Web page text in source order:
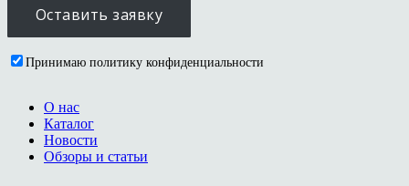
Принимаю политику конфиденциальности
О нас
Каталог
Новости
Обзоры и статьи